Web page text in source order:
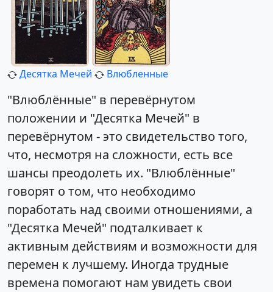
Десятка Мечей Влюбленные
"Влюблённые" в перевёрнутом
положении и "Десятка Мечей" в
перевёрнутом - это свидетельство того,
что, несмотря на сложности, есть все
шансы преодолеть их. "Влюблённые"
говорят о том, что необходимо
поработать над своими отношениями, а
"Десятка Мечей" подталкивает к
активным действиям и возможности для
перемен к лучшему. Иногда трудные
времена помогают нам увидеть свои